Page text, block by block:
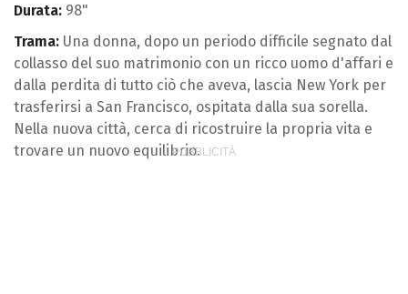
Durata: 98"
Trama: Una donna, dopo un periodo difficile segnato dal
collasso del suo matrimonio con un ricco uomo d'affari e
dalla perdita di tutto ciò che aveva, lascia New York per
trasferirsi a San Francisco, ospitata dalla sua sorella.
Nella nuova città, cerca di ricostruire la propria vita e
trovare un nuovo equilibrio.